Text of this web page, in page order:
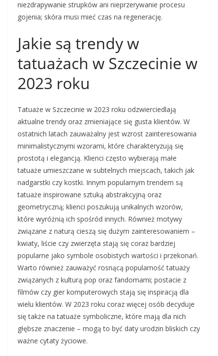
niezdrapywanie strupków ani nieprzerywanie procesu
gojenia; skóra musi mieć czas na regenerację.
Jakie są trendy w
tatuażach w Szczecinie w
2023 roku
Tatuaże w Szczecinie w 2023 roku odzwierciedlają
aktualne trendy oraz zmieniające się gusta klientów. W
ostatnich latach zauważalny jest wzrost zainteresowania
minimalistycznymi wzorami, które charakteryzują się
prostotą i elegancją. Klienci często wybierają małe
tatuaże umieszczane w subtelnych miejscach, takich jak
nadgarstki czy kostki. Innym popularnym trendem są
tatuaże inspirowane sztuką abstrakcyjną oraz
geometryczną; klienci poszukują unikalnych wzorów,
które wyróżnią ich spośród innych. Również motywy
związane z naturą cieszą się dużym zainteresowaniem –
kwiaty, liście czy zwierzęta stają się coraz bardziej
popularne jako symbole osobistych wartości i przekonań.
Warto również zauważyć rosnącą popularność tatuaży
związanych z kulturą pop oraz fandomami; postacie z
filmów czy gier komputerowych stają się inspiracją dla
wielu klientów. W 2023 roku coraz więcej osób decyduje
się także na tatuaże symboliczne, które mają dla nich
głębsze znaczenie – mogą to być daty urodzin bliskich czy
ważne cytaty życiowe.